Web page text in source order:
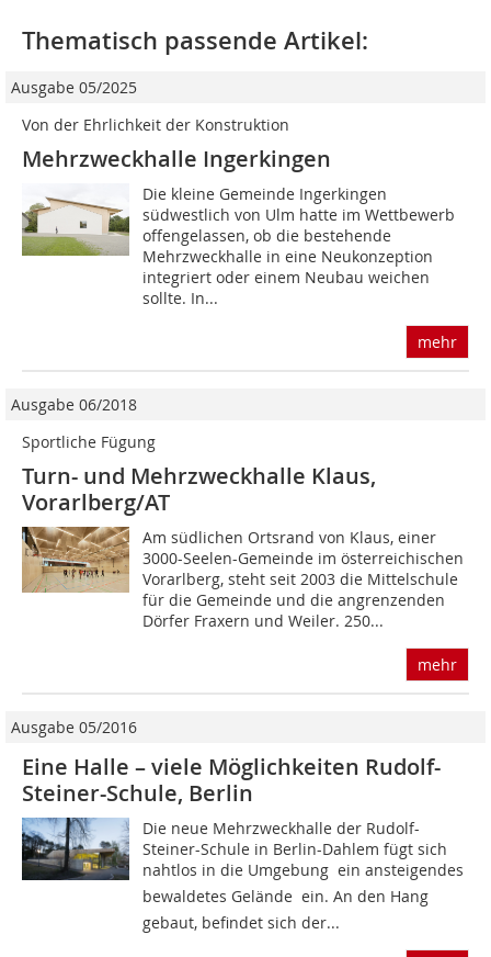
Thematisch passende Artikel:
Ausgabe 05/2025
Von der Ehrlichkeit der Konstruktion
Mehrzweckhalle Ingerkingen
Die kleine Gemeinde Ingerkingen
südwestlich von Ulm hatte im Wettbewerb
offengelassen, ob die bestehende
Mehrzweckhalle in eine Neukonzeption
integriert oder einem Neubau weichen
sollte. In...
mehr
Ausgabe 06/2018
Sportliche Fügung
Turn- und Mehrzweckhalle Klaus,
Vorarlberg/AT
Am südlichen Ortsrand von Klaus, einer
3000-Seelen-Gemeinde im österreichischen
Vorarlberg, steht seit 2003 die Mittelschule
für die Gemeinde und die angrenzenden
Dörfer Fraxern und Weiler. 250...
mehr
Ausgabe 05/2016
Eine Halle – viele Möglichkeiten Rudolf-
Steiner-Schule, Berlin
Die neue Mehrzweckhalle der Rudolf-
Steiner-Schule in Berlin-Dahlem fügt sich
nahtlos in die Umgebung  ein ansteigendes
bewaldetes Gelände  ein. An den Hang
gebaut, befindet sich der...